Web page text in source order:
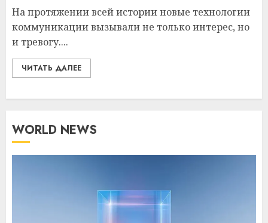
На протяжении всей истории новые технологии
коммуникации вызывали не только интерес, но
и тревогу....
ЧИТАТЬ ДАЛЕЕ
WORLD NEWS